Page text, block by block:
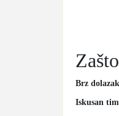
Brz
Iskusan tim